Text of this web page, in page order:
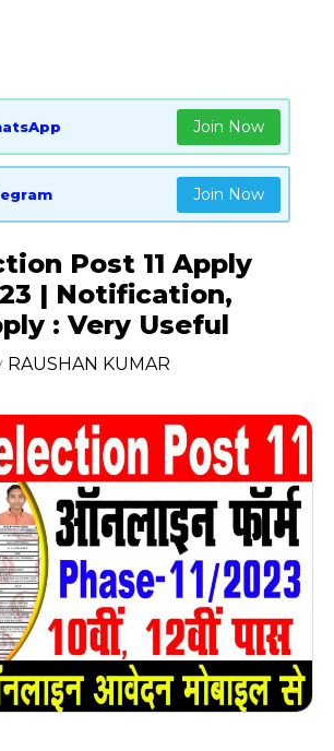
Join Now
Join Now
Post 11 Apply
| Notification,
: Very Useful
RAUSHAN KUMAR